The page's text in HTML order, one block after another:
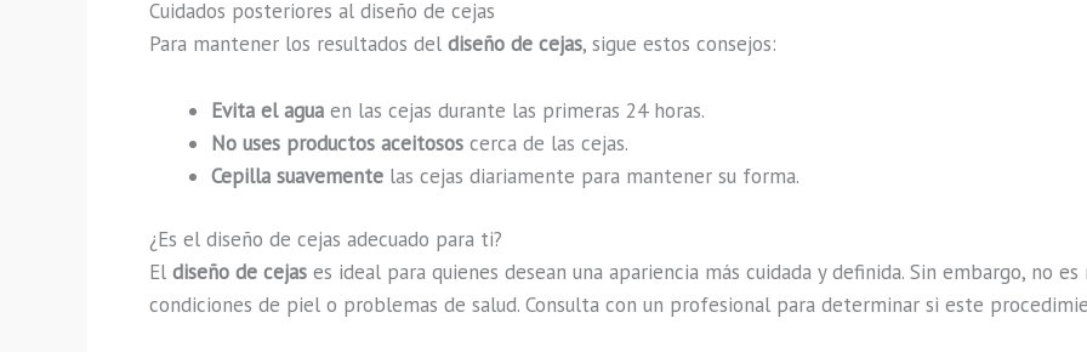
Cuidados posteriores al diseño de cejas
Para mantener los resultados del diseño de cejas, sigue estos consejos:
Evita el agua en las cejas durante las primeras 24 horas.
No uses productos aceitosos cerca de las cejas.
Cepilla suavemente las cejas diariamente para mantener su forma.
¿Es el diseño de cejas adecuado para ti?
El diseño de cejas es ideal para quienes desean una apariencia más cuidada y definida. Sin embargo, no
condiciones de piel o problemas de salud. Consulta con un profesional para determinar si este